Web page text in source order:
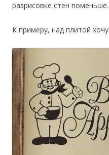
разрисовке стен поменьше.
К примеру, над плитой